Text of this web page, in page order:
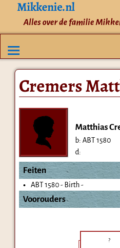
Mikkenie.nl
Alles over de familie
Cremers
Matthias
b: ABT 1580
d:
Feiten
ABT 1580 - Birth -
Voorouders
?